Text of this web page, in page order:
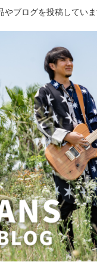
やブログを投稿してい